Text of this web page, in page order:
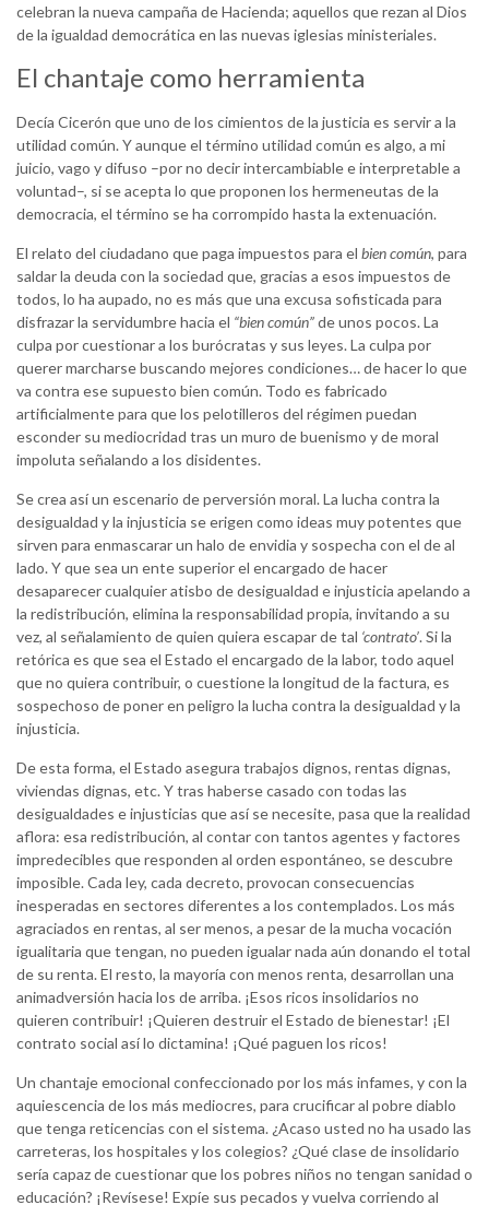
celebran la nueva campaña de Hacienda; aquellos que rezan al Dios
de la igualdad democrática en las nuevas iglesias ministeriales.
El chantaje como herramienta
Decía Cicerón que uno de los cimientos de la justicia es servir a la
utilidad común. Y aunque el término utilidad común es algo, a mi
juicio, vago y difuso –por no decir intercambiable e interpretable a
voluntad–, si se acepta lo que proponen los hermeneutas de la
democracia, el término se ha corrompido hasta la extenuación.
El relato del ciudadano que paga impuestos para el bien común, para
saldar la deuda con la sociedad que, gracias a esos impuestos de
todos, lo ha aupado, no es más que una excusa sofisticada para
disfrazar la servidumbre hacia el “bien común”de unos pocos. La
culpa por cuestionar a los burócratas y sus leyes. La culpa por
querer marcharse buscando mejores condiciones… de hacer lo que
va contra ese supuesto bien común. Todo es fabricado
artificialmente para que los pelotilleros del régimen puedan
esconder su mediocridad tras un muro de buenismo y de moral
impoluta señalando a los disidentes.
Se crea así un escenario de perversión moral. La lucha contra la
desigualdad y la injusticia se erigen como ideas muy potentes que
sirven para enmascarar un halo de envidia y sospecha con el de al
lado. Y que sea un ente superior el encargado de hacer
desaparecer cualquier atisbo de desigualdad e injusticia apelando a
la redistribución, elimina la responsabilidad propia, invitando a su
vez, al señalamiento de quien quiera escapar de tal ‘contrato’. Si la
retórica es que sea el Estado el encargado de la labor, todo aquel
que no quiera contribuir, o cuestione la longitud de la factura, es
sospechoso de poner en peligro la lucha contra la desigualdad y la
injusticia.
De esta forma, el Estado asegura trabajos dignos, rentas dignas,
viviendas dignas, etc. Y tras haberse casado con todas las
desigualdades e injusticias que así se necesite, pasa que la realidad
aflora: esa redistribución, al contar con tantos agentes y factores
impredecibles que responden al orden espontáneo, se descubre
imposible. Cada ley, cada decreto, provocan consecuencias
inesperadas en sectores diferentes a los contemplados. Los más
agraciados en rentas, al ser menos, a pesar de la mucha vocación
igualitaria que tengan, no pueden igualar nada aún donando el total
de su renta. El resto, la mayoría con menos renta, desarrollan una
animadversión hacia los de arriba. ¡Esos ricos insolidarios no
quieren contribuir! ¡Quieren destruir el Estado de bienestar! ¡El
contrato social así lo dictamina! ¡Qué paguen los ricos!
Un chantaje emocional confeccionado por los más infames, y con la
aquiescencia de los más mediocres, para crucificar al pobre diablo
que tenga reticencias con el sistema. ¿Acaso usted no ha usado las
carreteras, los hospitales y los colegios? ¿Qué clase de insolidario
sería capaz de cuestionar que los pobres niños no tengan sanidad o
educación? ¡Revísese! Expíe sus pecados y vuelva corriendo al